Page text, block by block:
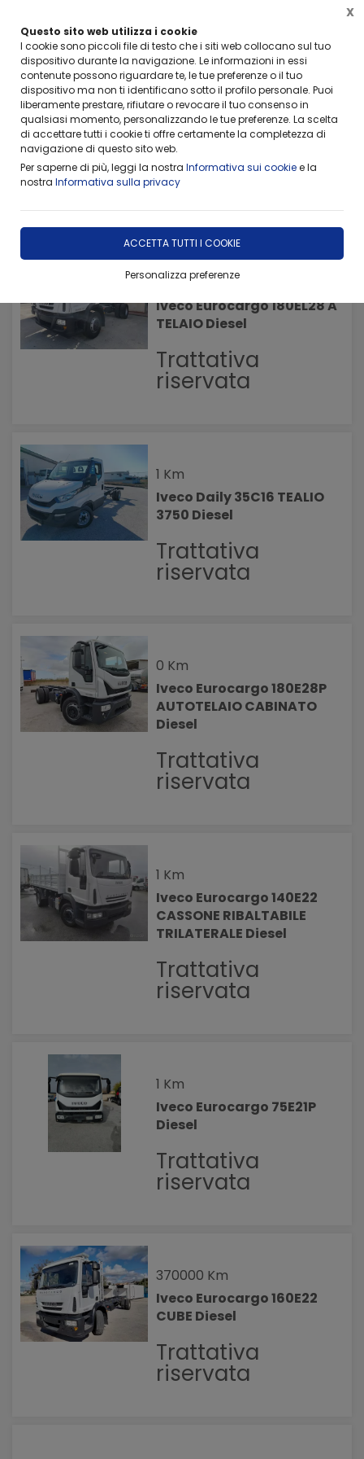
Questo sito web utilizza i cookie
I cookie sono piccoli file di testo che i siti web collocano sul tuo
dispositivo durante la navigazione. Le informazioni in essi
contenute possono riguardare te, le tue preferenze o il tuo
dispositivo ma non ti identificano sotto il profilo personale. Puoi
liberamente prestare, rifiutare o revocare il tuo consenso in
qualsiasi momento, personalizzando le tue preferenze. La scelta
di accettare tutti i cookie ti offre certamente la completezza di
navigazione di questo sito web.
Per saperne di più, leggi la nostra Informativa sui cookiee la
nostra Informativa sulla privacy
ACCETTA TUTTI I COOKIE
Personalizza preferenze
X
Home Veicoli usati Iveco
FILTRA
Iveco
12 risultati
1 Km
Iveco Eurocargo 180EL28 A
TELAIO Diesel
Trattativa
riservata
1 Km
Iveco Daily 35C16 TEALIO
3750 Diesel
Trattativa
riservata
0 Km
Iveco Eurocargo 180E28P
AUTOTELAIO CABINATO
Diesel
Trattativa
riservata
1 Km
Iveco Eurocargo 140E22
CASSONE RIBALTABILE
TRILATERALE Diesel
Trattativa
riservata
1 Km
Iveco Eurocargo 75E21P
Diesel
Trattativa
riservata
370000 Km
Iveco Eurocargo 160E22
CUBE Diesel
Trattativa
riservata